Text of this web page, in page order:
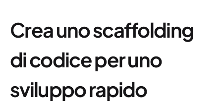
Crea uno scaffolding
di codice per uno
sviluppo rapido